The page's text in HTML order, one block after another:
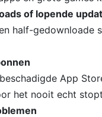
of lopende
half-gedownloade
App
het nooit echt